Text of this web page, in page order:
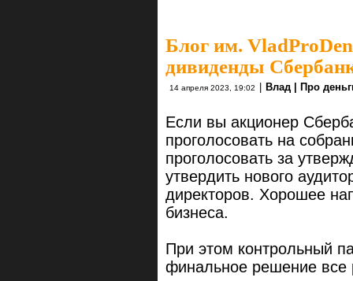
Блог им.
дивиденды
14 апреля 2023, 19:02 Влад | Про
Если вы акционер
проголосовать на
проголосовать за
утвердить нового
директоров. Хорошее
бизнеса.
При этом контрольный
финальное решение все